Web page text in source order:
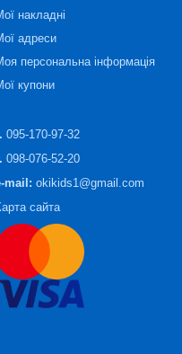
накладні
адреси
персональна інформація
купони
095-170-97-32
098-076-52-20
mail: okikids1@gmail.com
сайта